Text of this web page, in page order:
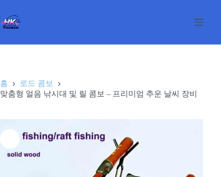
으
건
홈
로드 콤보
맞춤형 얼음 낚시대 및 릴 콤보 – 프리미엄 추운 날씨 장비